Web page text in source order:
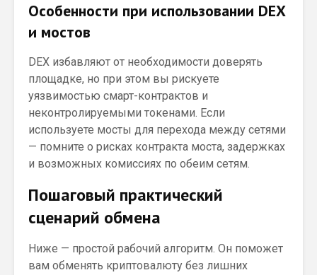
Особенности при использовании DEX
и мостов
DEX избавляют от необходимости доверять
площадке, но при этом вы рискуете
уязвимостью смарт-контрактов и
неконтролируемыми токенами. Если
используете мосты для перехода между сетями
— помните о рисках контракта моста, задержках
и возможных комиссиях по обеим сетям.
Пошаговый практический
сценарий обмена
Ниже — простой рабочий алгоритм. Он поможет
вам обменять криптовалюту без лишних